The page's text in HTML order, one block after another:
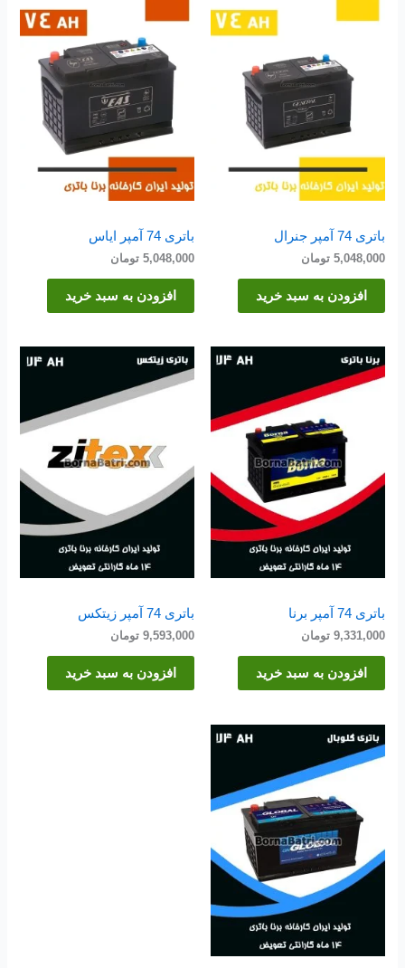
باتری 74 آمپر جنرال
5,048,000 تومان
افزودن به سبد خرید
باتری 74 آمپر ایاس
5,048,000 تومان
افزودن به سبد خرید
باتری 74 آمپر برنا
9,331,000 تومان
افزودن به سبد خرید
باتری 74 آمپر زیتکس
9,593,000 تومان
افزودن به سبد خرید